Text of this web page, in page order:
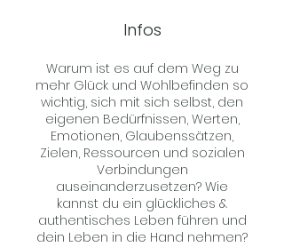
Infos
Warum ist es auf dem Weg zu
mehr Glück und Wohlbefinden so
wichtig, sich mit sich selbst, den
eigenen Bedürfnissen, Werten,
Emotionen, Glaubenssätzen,
Zielen, Ressourcen und sozialen
Verbindungen
auseinanderzusetzen? Wie
kannst du ein glückliches &
authentisches Leben führen und
dein Leben in die Hand nehmen?